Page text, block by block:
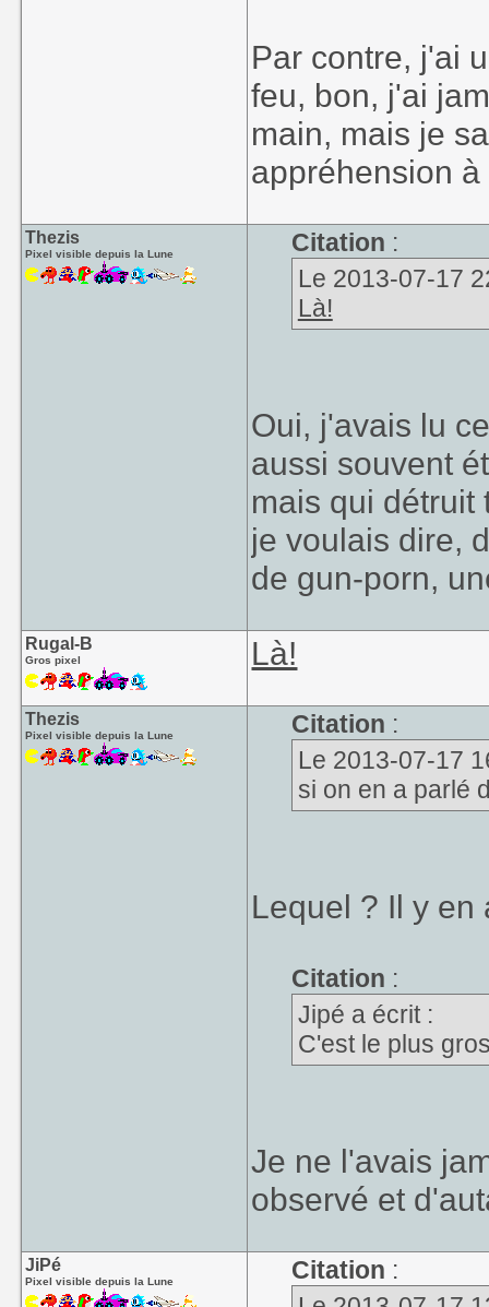
Par contre, j'ai
feu, bon, j'ai
main, mais je
appréhension
Thezis
Pixel visible depuis la Lune Citation :
Le 2013-07-17
Là!
Oui, j'avais lu
aussi souvent
mais qui détruit
je voulais dire,
de gun-porn,
Rugal-B
Gros pixel Là!
Thezis
Pixel visible depuis la Lune Citation :
Le 2013-07-17
si on en a parlé
Lequel ? Il y en
Citation :
Jipé a écrit :
C'est le plus
Je ne l'avais
observé et
JiPé
Pixel visible depuis la Lune Citation :